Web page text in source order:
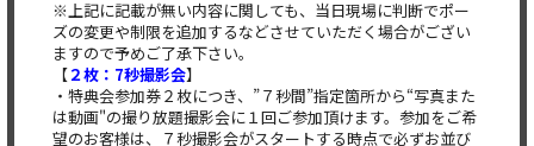
※上記に記載が無い内容に関しても、当日現場に判断でポー
ズの変更や制限を追加するなどさせていただく場合がござい
ますので予めご了承下さい。
【２枚：7秒撮影会】
・特典会参加券２枚につき、”７秒間”指定箇所から“写真また
は動画"の撮り放題撮影会に１回ご参加頂けます。参加をご希
望のお客様は、７秒撮影会がスタートする時点で必ずお並び